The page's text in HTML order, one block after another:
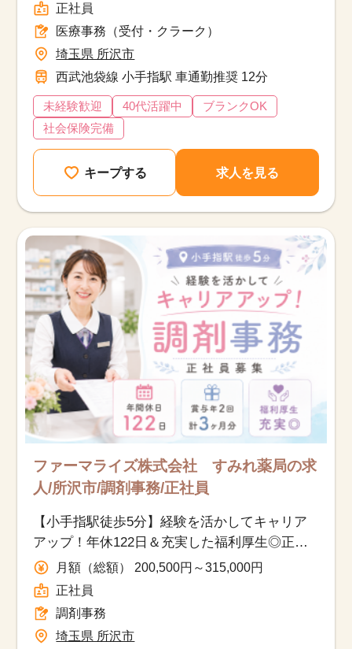
正社員
医療事務（受付・クラーク）
埼玉県 所沢市
西武池袋線 小手指駅 車通勤推奨 12分
未経験歓迎 40代活躍中
ブランクOK
社会保険完備
キープする 求人を見る
ファーマライズ株式会社 すみれ薬局の求
人/所沢市/調剤事務/正社員
【小手指駅徒歩5分】経験を活かしてキャリア
アップ！年休122日＆充実した福利厚生◎正社
員の調剤事務
月額（総額） 200,500円～315,000円
正社員
調剤事務
埼玉県 所沢市